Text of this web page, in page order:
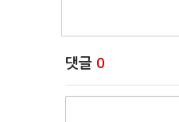
댓글 0